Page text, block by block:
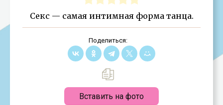
Секс — самая интимная форма танца.
Поделиться:
Вставить на фото